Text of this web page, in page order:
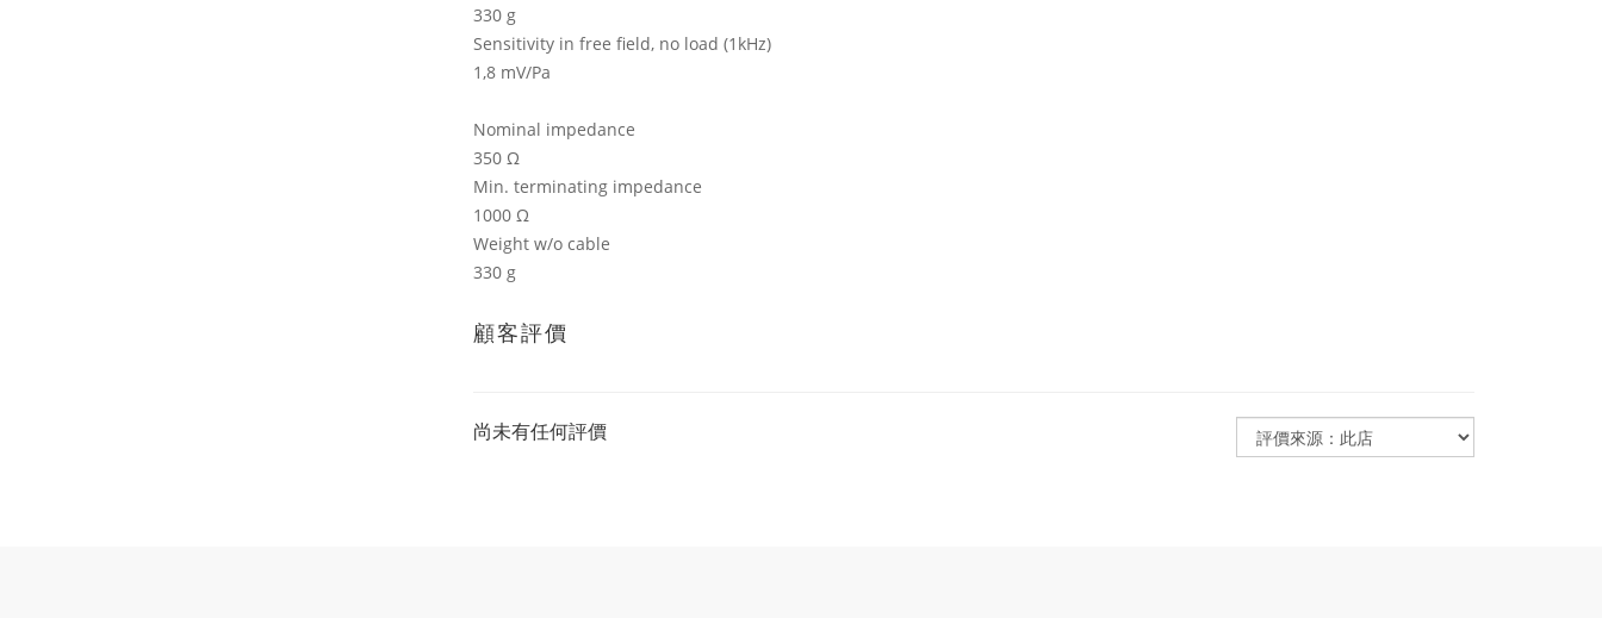
330 g
Sensitivity in free field, no load (1kHz)
1,8 mV/Pa
Nominal impedance
350 Ω
Min. terminating impedance
1000 Ω
Weight w/o cable
330 g
顧客評價
尚未有任何評價